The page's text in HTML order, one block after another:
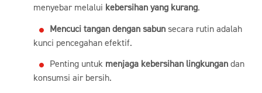
menyebar melalui kebersihan yang kurang.
Mencuci tangan dengan sabunsecara rutin adalah
kunci pencegahan efektif.
Penting untuk menjaga kebersihan lingkungandan
konsumsi air bersih.